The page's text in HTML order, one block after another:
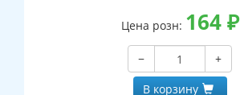
Цена розн: 164₽
−
+
В корзину